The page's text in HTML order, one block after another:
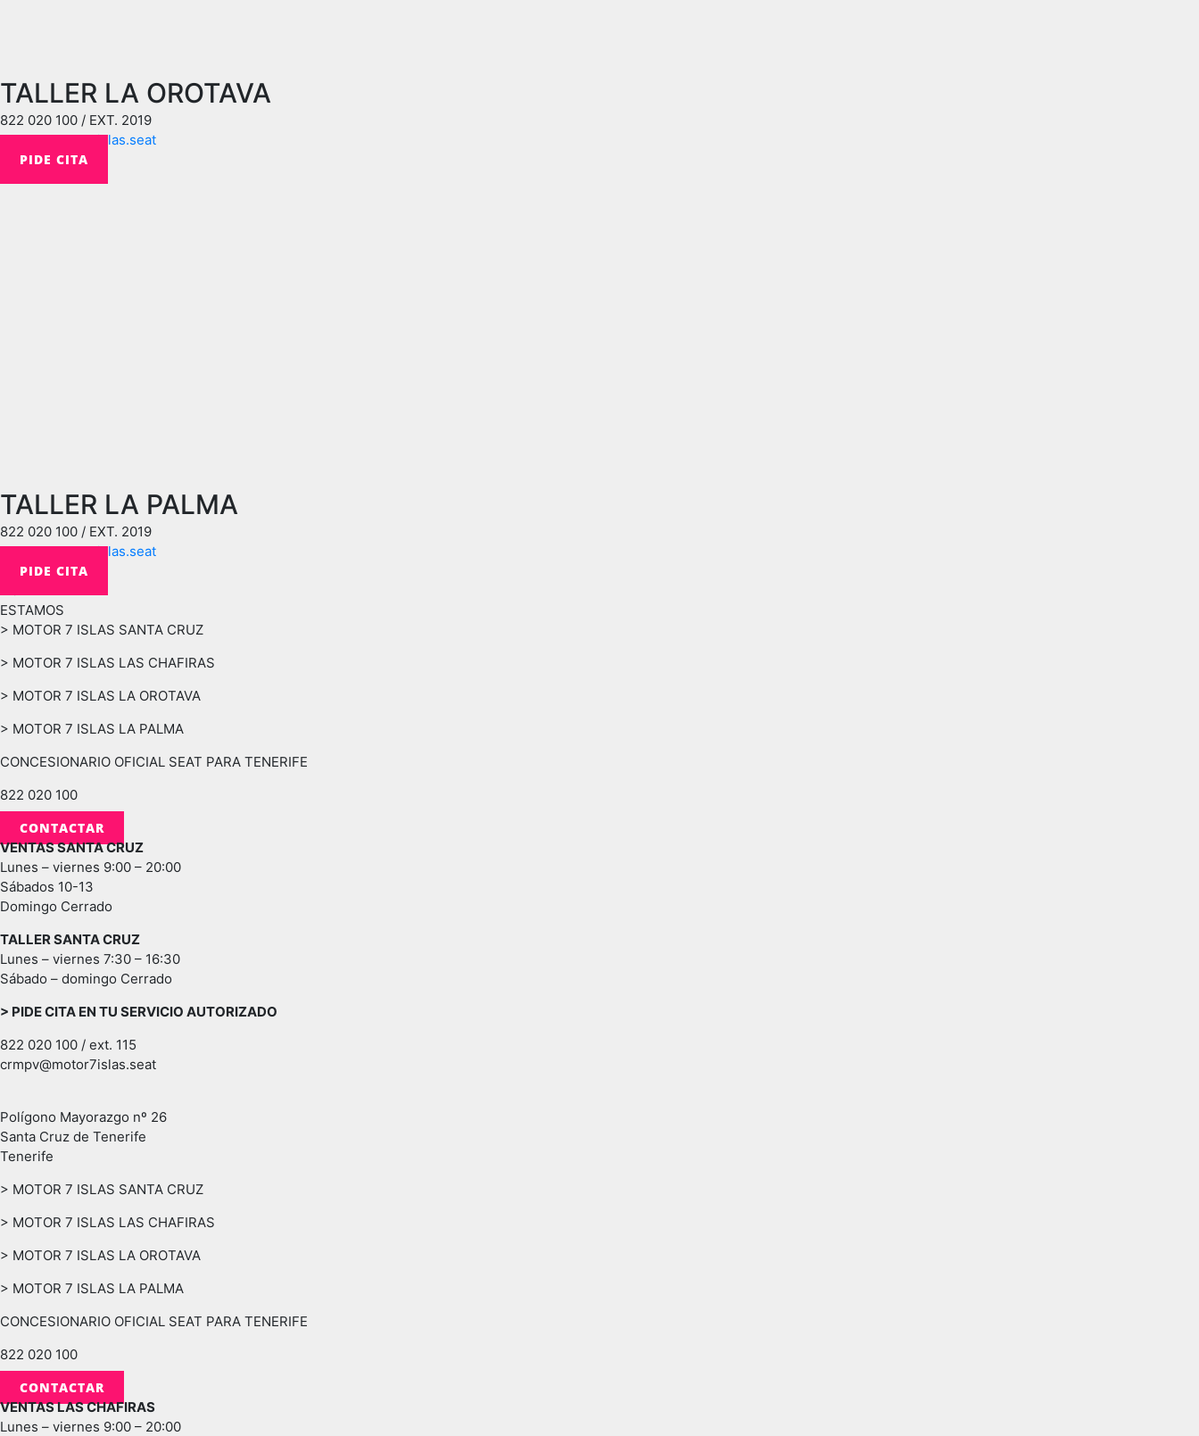
TALLER LA OROTAVA
822 020 100 / EXT. 2019
crmpv@motor7islas.seat
PIDE CITA
TALLER LA PALMA
822 020 100 / EXT. 2019
crmpv@motor7islas.seat
PIDE CITA
ESTAMOS
> MOTOR 7 ISLAS SANTA CRUZ
> MOTOR 7 ISLAS LAS CHAFIRAS
> MOTOR 7 ISLAS LA OROTAVA
> MOTOR 7 ISLAS LA PALMA
CONCESIONARIO OFICIAL SEAT PARA TENERIFE
822 020 100
CONTACTAR
VENTAS SANTA CRUZ
Lunes – viernes 9:00 – 20:00
Sábados 10-13
Domingo Cerrado
TALLER SANTA CRUZ
Lunes – viernes 7:30 – 16:30
Sábado – domingo Cerrado
> PIDE CITA EN TU SERVICIO AUTORIZADO
822 020 100 / ext. 115
crmpv@motor7islas.seat
Polígono Mayorazgo nº 26
Santa Cruz de Tenerife
Tenerife
> MOTOR 7 ISLAS SANTA CRUZ
> MOTOR 7 ISLAS LAS CHAFIRAS
> MOTOR 7 ISLAS LA OROTAVA
> MOTOR 7 ISLAS LA PALMA
CONCESIONARIO OFICIAL SEAT PARA TENERIFE
822 020 100
CONTACTAR
VENTAS LAS CHAFIRAS
Lunes – viernes 9:00 – 20:00